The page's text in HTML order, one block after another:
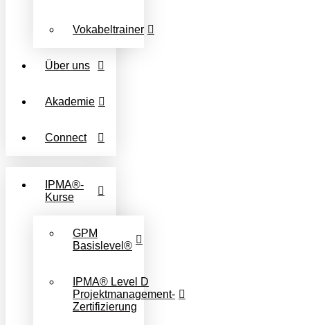
Vokabeltrainer
Über uns
Akademie
Connect
IPMA®-
Kurse
GPM
Basislevel®
IPMA® Level D
Projektmanagement-
Zertifizierung